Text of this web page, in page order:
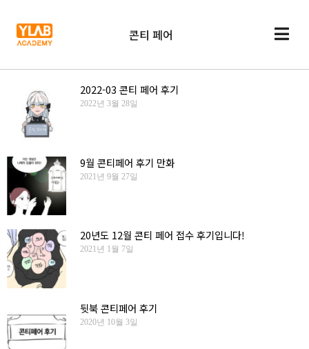
콘티 페어
2022-03 콘티 페어 후기
2022년 3월 28일
9월 콘티페어 후기 만화
2021년 9월 27일
20년도 12월 콘티 페어 접수 후기입니다!
2021년 1월 7일
뒷북 콘티페어 후기
2020년 10월 3일